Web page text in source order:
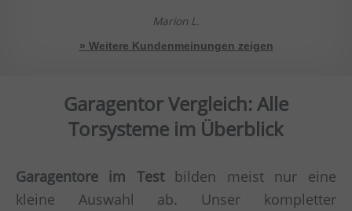
Marion L.
» Weitere Kundenmeinungen zeigen
Garagentor Vergleich: Alle
Torsysteme im Überblick
Garagentore im Test bilden meist nur eine
kleine Auswahl ab. Unser kompletter